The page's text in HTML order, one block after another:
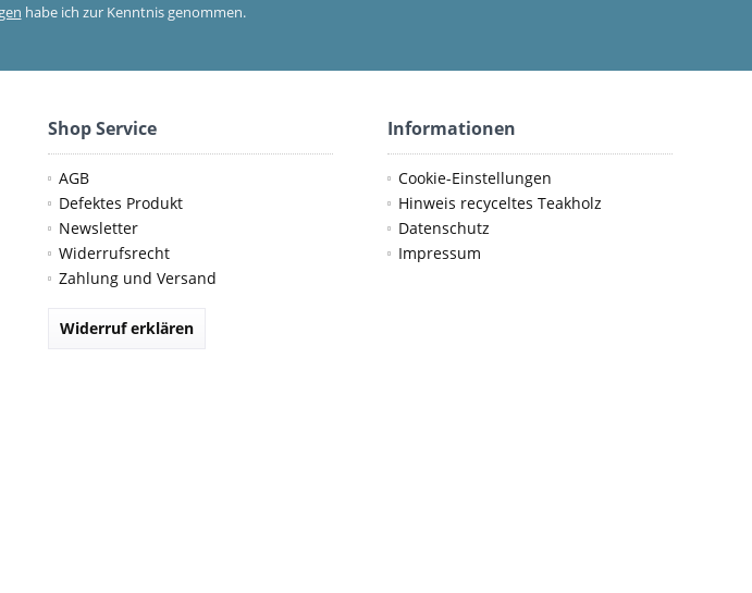
habe ich zur Kenntnis genommen.
Shop Service
AGB
Defektes Produkt
Newsletter
Widerrufsrecht
Zahlung und Versand
Widerruf erklären
Informationen
Cookie-Einstellungen
Hinweis recyceltes Teakholz
Datenschutz
Impressum